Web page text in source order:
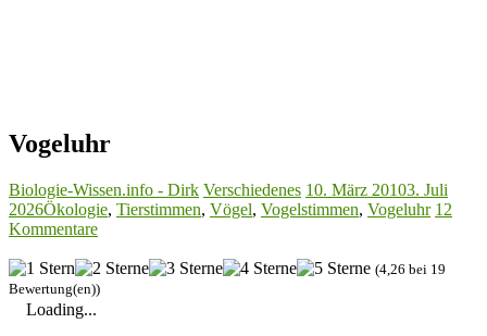
Vogeluhr
Biologie-Wissen.info - Dirk Verschiedenes 10. März 20103. Juli
2026Ökologie, Tierstimmen, Vögel, Vogelstimmen, Vogeluhr 12
Kommentare
(4,26 bei 19
Bewertung(en))
Loading...